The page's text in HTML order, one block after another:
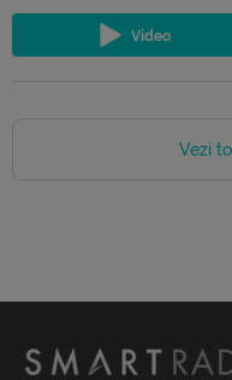
Vezi